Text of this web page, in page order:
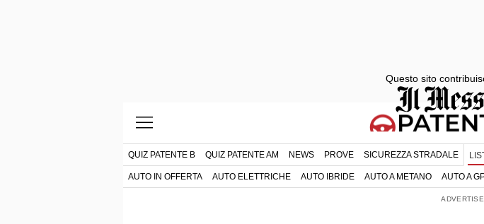
QUIZ PATENTE B QUIZ PATENTE AM NEWS PROVE SICUREZZA STRADALE
AUTO IN OFFERTA AUTO ELETTRICHE AUTO IBRIDE AUTO A METANO AUTO A
Questo sito